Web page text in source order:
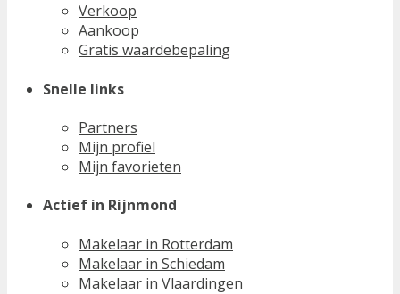
Verkoop
Aankoop
Gratis waardebepaling
Snelle links
Partners
Mijn profiel
Mijn favorieten
Actief in Rijnmond
Makelaar in Rotterdam
Makelaar in Schiedam
Makelaar in Vlaardingen